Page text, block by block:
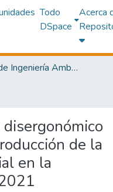
Todo
DSpace
Acerca
Facultad de Ingeniería Ambiental y Sanitaria
de la
en la